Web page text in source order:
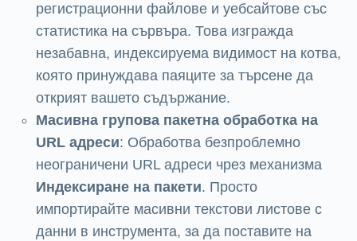
регистрационни файлове и уебсайтове със
статистика на сървъра. Това изгражда
незабавна, индексируема видимост на котва,
която принуждава паяците за търсене да
открият вашето съдържание.
Масивна групова пакетна обработка на
URL адреси: Обработва безпроблемно
неограничени URL адреси чрез механизма
Индексиране на пакети. Просто
импортирайте масивни текстови листове с
данни в инструмента, за да поставите на